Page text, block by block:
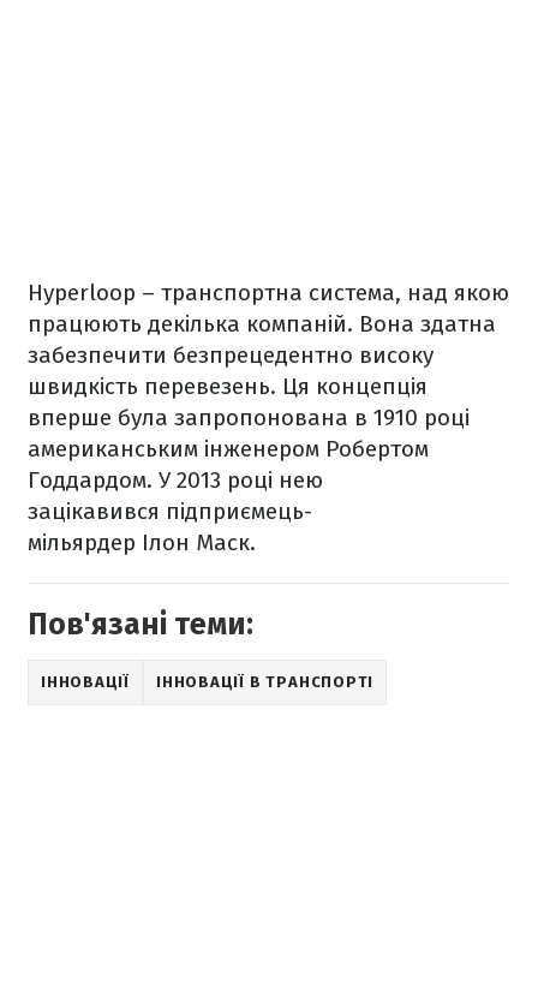
Hyperloop – транспортна система, над якою
працюють декілька компаній. Вона здатна
забезпечити безпрецедентно високу
швидкість перевезень. Ця концепція
вперше була запропонована в 1910 році
американським інженером Робертом
Годдардом. У 2013 році нею
зацікавився підприємець-
мільярдер Ілон Маск.
Пов'язані теми:
ІННОВАЦІЇ ІННОВАЦІЇ В ТРАНСПОРТІ